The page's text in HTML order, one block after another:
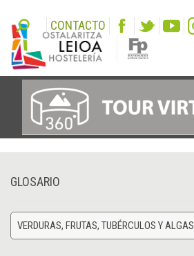
CONTACTO
GLOSARIO
VERDURAS, FRUTAS, TUBÉRCULOS Y ALGAS